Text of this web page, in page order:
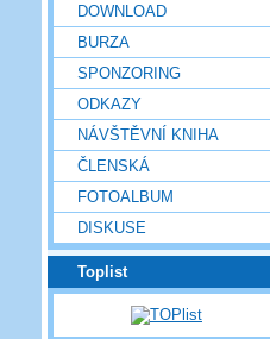
DOWNLOAD
BURZA
SPONZORING
ODKAZY
NÁVŠTĚVNÍ KNIHA
ČLENSKÁ
FOTOALBUM
DISKUSE
Toplist